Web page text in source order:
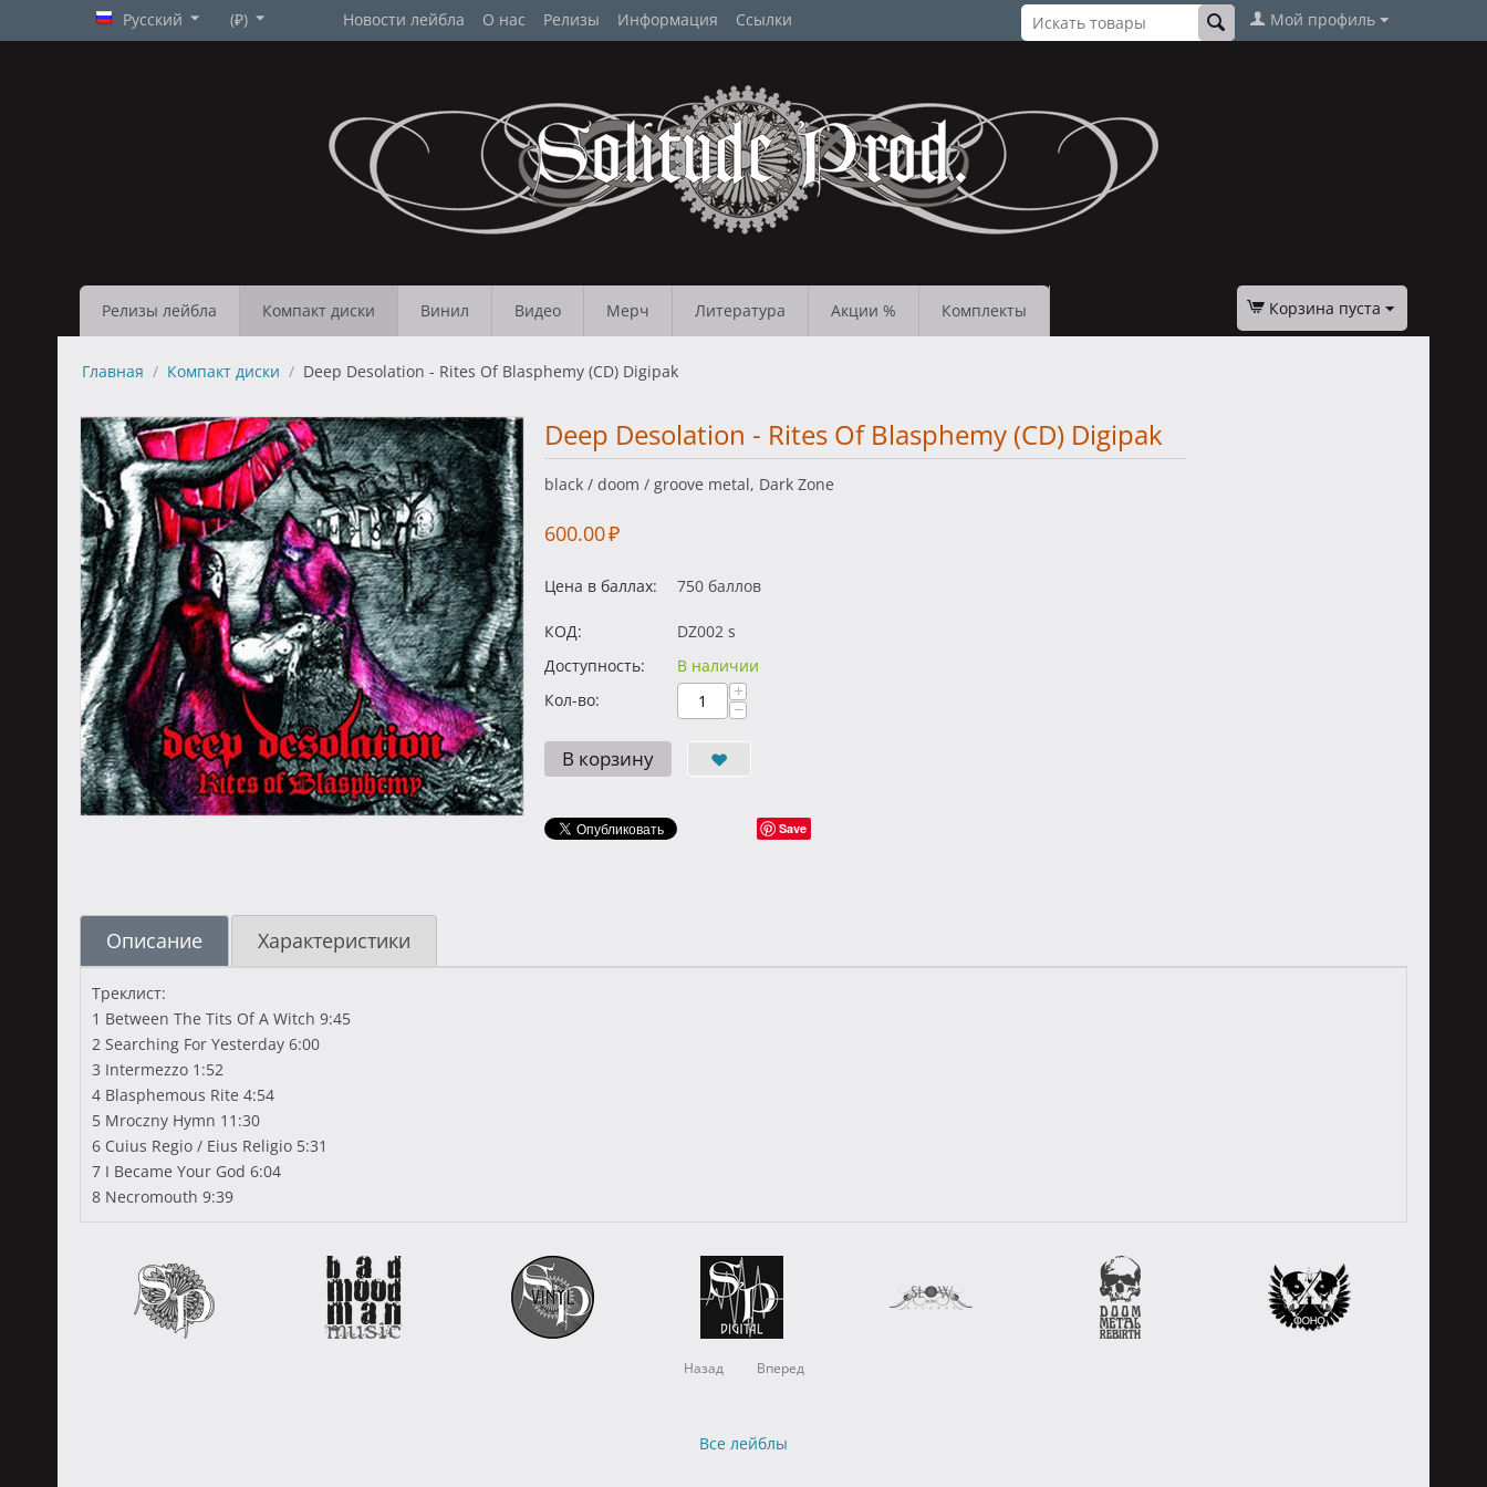
Русский (₽) Новости лейбла О нас Релизы Информация Ссылки Мой профиль
Релизы лейбла Компакт диски Винил Видео Мерч Литература Акции % Комплекты Корзина пуста
Главная / Компакт диски / Deep Desolation - Rites Of Blasphemy (CD) Digipak
Deep Desolation - Rites Of Blasphemy (CD) Digipak
black / doom / groove metal, Dark Zone
600.00₽
Цена в баллах: 750 баллов
КОД:
DZ002 s
Доступность:
В наличии
Кол-во:
+
−
В корзину
Save
Описание Характеристики
Треклист:
1 Between The Tits Of A Witch 9:45
2 Searching For Yesterday 6:00
3 Intermezzo 1:52
4 Blasphemous Rite 4:54
5 Mroczny Hymn 11:30
6 Cuius Regio / Eius Religio 5:31
7 I Became Your God 6:04
8 Necromouth 9:39
Назад Вперед
Все лейблы